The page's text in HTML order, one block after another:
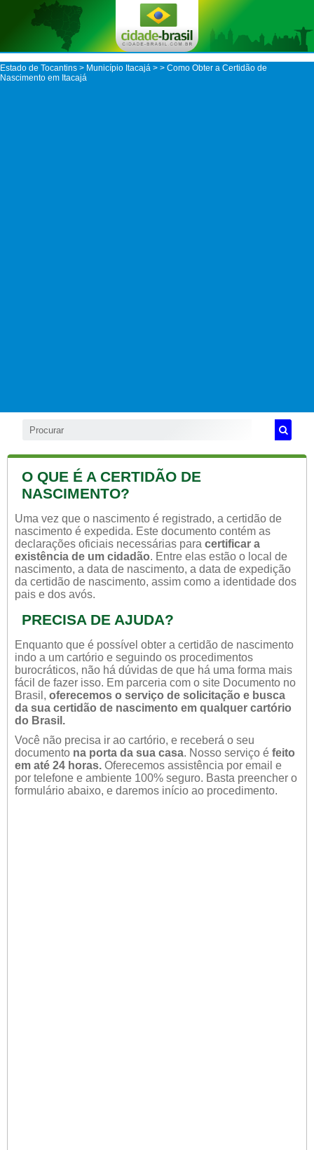
Estado de Tocantins > Município Itacajá > > Como Obter a Certidão de
Nascimento em Itacajá
O QUE É A CERTIDÃO DE
NASCIMENTO?
Uma vez que o nascimento é registrado, a certidão de
nascimento é expedida. Este documento contém as
declarações oficiais necessárias para certificar a
existência de um cidadão. Entre elas estão o local de
nascimento, a data de nascimento, a data de expedição
da certidão de nascimento, assim como a identidade dos
pais e dos avós.
PRECISA DE AJUDA?
Enquanto que é possível obter a certidão de nascimento
indo a um cartório e seguindo os procedimentos
burocráticos, não há dúvidas de que há uma forma mais
fácil de fazer isso. Em parceria com o site Documento no
Brasil, oferecemos o serviço de solicitação e busca
da sua certidão de nascimento em qualquer cartório
do Brasil.
Você não precisa ir ao cartório, e receberá o seu
documento na porta da sua casa. Nosso serviço é feito
em até 24 horas. Oferecemos assistência por email e
por telefone e ambiente 100% seguro. Basta preencher o
formulário abaixo, e daremos início ao procedimento.